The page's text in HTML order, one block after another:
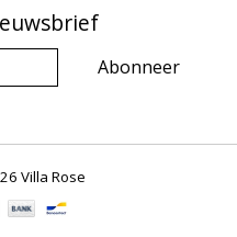
Abonneer
Villa Rose